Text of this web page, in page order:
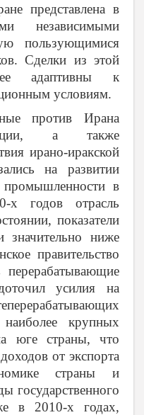
представлена в
независимыми
пользующимися
Сделки из этой
адаптивны к
условиям.
Ирана
а также
ирано-иракской
на развитии
промышленности в
х годов отрасль
показатели
значительно ниже
правительство
перерабатывающие
усилия на
крупных
юге страны, что
от экспорта
страны и
государственного
в 2010-х годах,